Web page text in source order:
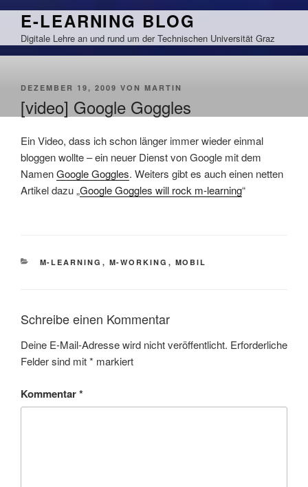
Zum
springen
E-LEARNING BLOG
Digitale Lehre an und rund um der Technischen Universität Graz
VERÖFFENTLICHT
DEZEMBER 19, 2009 VON MARTIN
[video] Google Goggles
Ein Video, dass ich schon länger immer wieder einmal
bloggen wollte – ein neuer Dienst von Google mit dem
NamenGoogle Goggles. Weiters gibt es auch einen netten
Artikel dazu „Google Goggles will rock m-learning“
KATEGORIEN
M-LEARNING , M-WORKING , MOBIL
Schreibe einen Kommentar
Deine E-Mail-Adresse wird nicht veröffentlicht. Erforderliche
Felder sind mit* markiert
Kommentar*